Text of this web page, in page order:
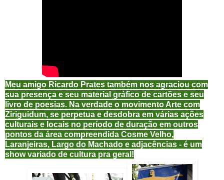
Meu amigo Ricardo Prates também nos agraciou com
sua presença e seu material gráfico de cartões e seu
livro de poesias. Na verdade o movimento Arte com
Ziriguidum, se perpetua e desdobra em várias ações
culturais e locais no período de duração em outros
pontos da área compreendida Cosme Velho,
Laranjeiras, Largo do Machado e adjacências - é um
show variado de cultura pra geral!